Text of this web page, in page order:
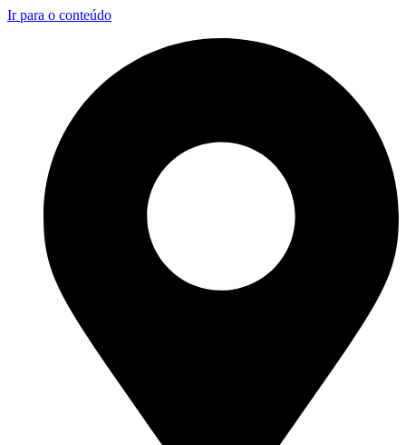
Ir para o conteúdo